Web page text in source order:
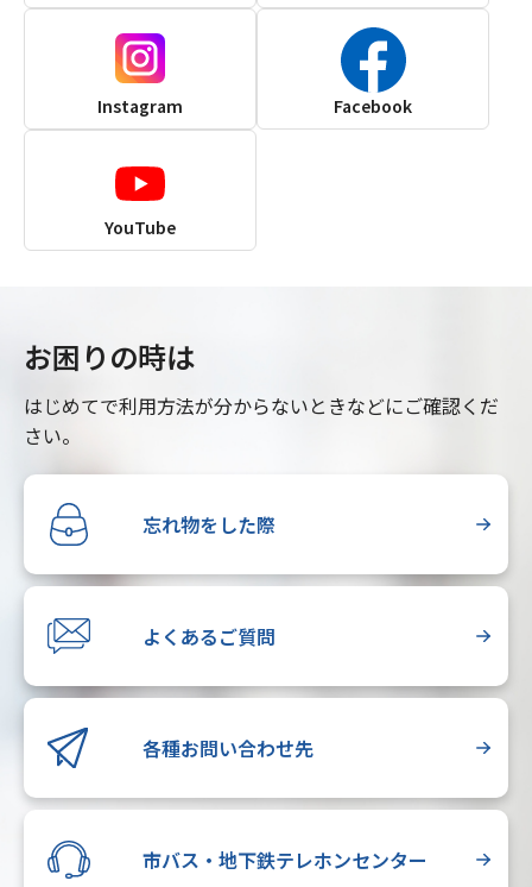
Instagram Facebook
YouTube
お困りの時は
はじめてで利用方法が分からないときなどにご確認くだ
さい。
忘れ物をした際
よくあるご質問
各種お問い合わせ先
市バス・地下鉄テレホンセンター